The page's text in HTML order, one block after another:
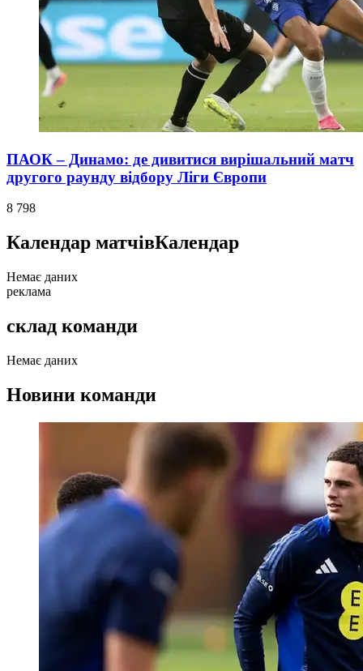
ПАОК – Динамо: де дивитися вирішальний матч
другого раунду відбору Ліги Європи
8 798
Календар матчівКалендар
Немає даних
реклама
склад команди
Немає даних
Новини команди